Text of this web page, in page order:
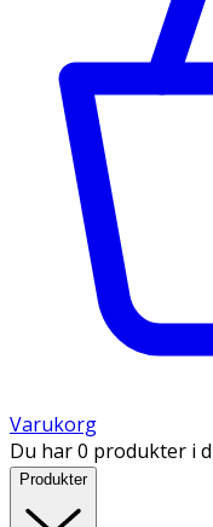
Varukorg
Du har 0 produkter i
Produkter